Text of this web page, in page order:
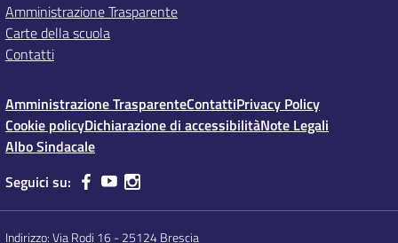
Amministrazione Trasparente
Carte della scuola
Contatti
Amministrazione TrasparenteContattiPrivacy Policy
Cookie policyDichiarazione di accessibilitàNote Legali
Albo Sindacale
Seguici su:
Indirizzo:Via Rodi 16 - 25124 Brescia